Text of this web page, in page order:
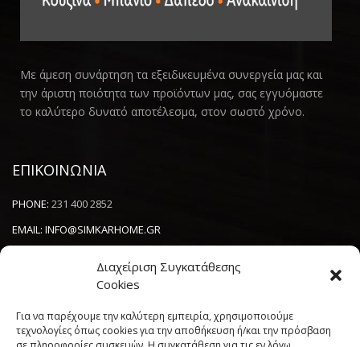
Διαχείριση Συγκατάθεσης
Cookies
Για να παρέχουμε την καλύτερη εμπειρία, χρησιμοποιούμε
τεχνολογίες όπως cookies για την αποθήκευση ή/και την πρόσβαση
Με άμεση συνάρτηση τα εξειδικευμένα συνεργεία μας και
την άριστη ποιότητα των προϊόντων μας, σας εγγυόμαστε
το καλύτερο δυνατό αποτέλεσμα, στον σωστό χρόνο.
ΕΠΙΚΟΙΝΩΝΙΑ
PHONE: 231 400 2852
EMAIL: INFO@SIMKARHOME.GR
NEWSLETTER